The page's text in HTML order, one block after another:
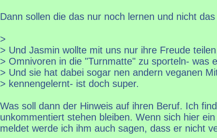
Dann sollen die das nur noch lernen und nicht
>
> Und Jasmin wollte mit uns nur ihre Freude
> Omnivoren in die "Turnmatte" zu sporteln- was
> Und sie hat dabei sogar nen andern veganen
> kennengelernt- ist doch super.
Was soll dann der Hinweis auf ihren Beruf. Ich
unkommentiert stehen bleiben. Wenn sich hier
meldet werde ich ihm auch sagen, dass er nicht